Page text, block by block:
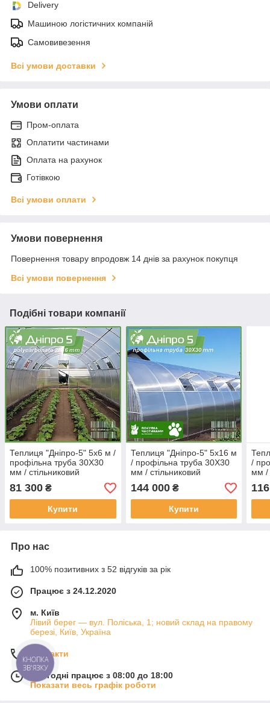
Delivery
Машиною логістичних компаній
Самовивезення
Всі умови доставки
Умови оплати
Пром-оплата
Оплатити частинами
Оплата на рахунок
Готівкою
Всі умови оплати
Умови повернення
Повернення товару впродовж 14 днів за рахунок покупця
Всі умови повернення
Подібні товари компанії
Теплиця "Дніпро-5" 5х6 м /
профільна труба 30Х30
мм / стільниковий
полікарбонат PREMIUM 8
мм
81 300 ₴
Купити
Теплиця "Дніпро-5" 5х16 м
/ профільна труба 30Х30
мм / стільниковий
полікарбонат PREMIUM 6
мм
144 000₴
Купити
/
мм /
мм
Про нас
100% позитивних з 52 відгуків за рік
Працює з 24.12.2020
м. Київ
Лівий берег — вул. Поліська, 1; новий склад на правому
березі, Київ, Україна
Контакти
Сьогодні працює з 08:00 до 18:00
Показати весь графік роботи
КНОПКА
ЗВ'ЯЗКУ